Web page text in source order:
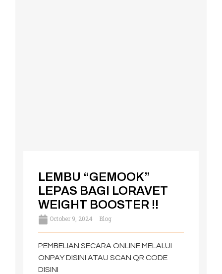
LEMBU “GEMOOK”
LEPAS BAGI LORAVET
WEIGHT BOOSTER !!
October 9, 2024 Blog
PEMBELIAN SECARA ONLINE MELALUI
ONPAY DISINI ATAU SCAN QR CODE
DISINI